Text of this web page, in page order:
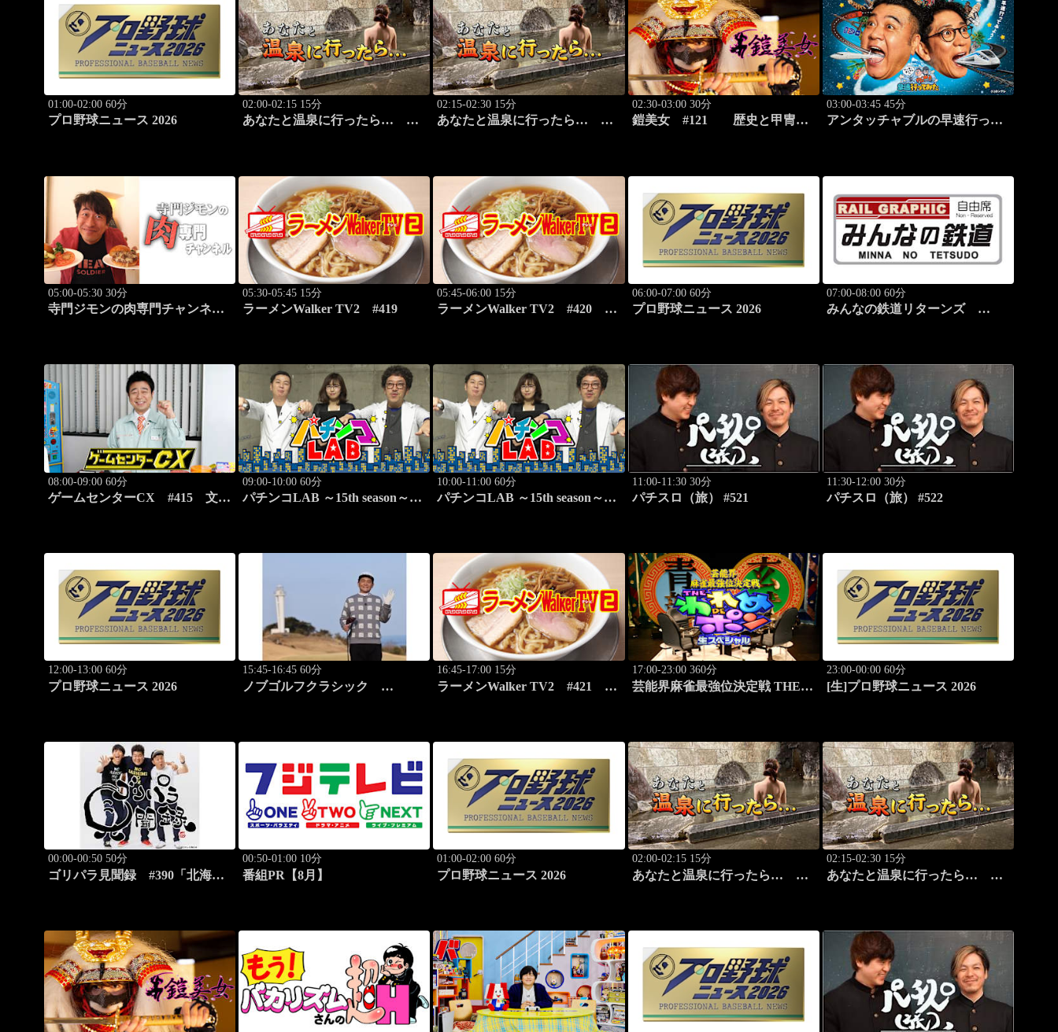
01:00-02:00 60分
プロ野球ニュース 2026
02:00-02:15 15分
あなたと温泉に行ったら…
02:15-02:30 15分
あなたと温泉に行ったら…
02:30-03:00 30分
鎧美女 #121 歴史と甲冑
03:00-03:45 45分
アンタッチャブルの早速行って
05:00-05:30 30分
寺門ジモンの肉専門チャンネ
05:30-05:45 15分
ラーメンWalker TV2 #419
05:45-06:00 15分
ラーメンWalker TV2 #420 い
06:00-07:00 60分
プロ野球ニュース 2026
07:00-08:00 60分
みんなの鉄道リターンズ
08:00-09:00 60分
ゲームセンターCX #415 文字
09:00-10:00 60分
パチンコLAB ～15th season～
10:00-11:00 60分
パチンコLAB ～15th season～
11:00-11:30 30分
パチスロ（旅） #521
11:30-12:00 30分
パチスロ（旅） #522
12:00-13:00 60分
プロ野球ニュース 2026
15:45-16:45 60分
ノブゴルフクラシック
16:45-17:00 15分
ラーメンWalker TV2 #421 ラ
17:00-23:00 360分
芸能界麻雀最強位決定戦 THEわ
23:00-00:00 60分
[生]プロ野球ニュース 2026
00:00-00:50 50分
ゴリパラ見聞録 #390「北海
00:50-01:00 10分
番組PR【8月】
01:00-02:00 60分
プロ野球ニュース 2026
02:00-02:15 15分
あなたと温泉に行ったら…
02:15-02:30 15分
あなたと温泉に行ったら…